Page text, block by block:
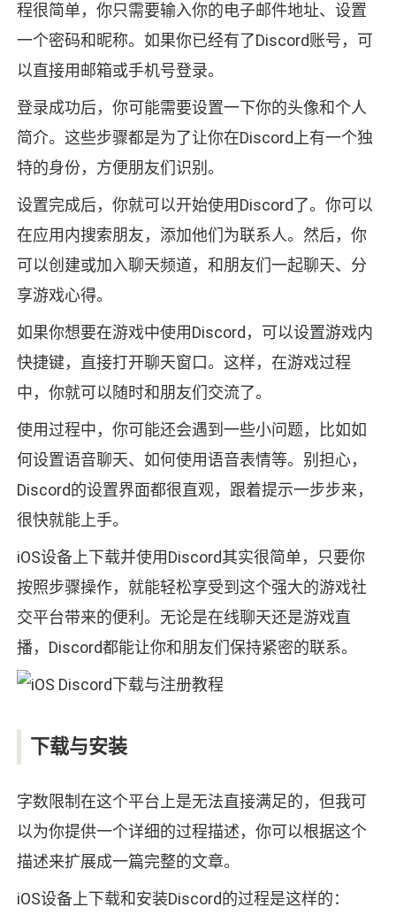
程很简单，你只需要输入你的电子邮件地址、设置
一个密码和昵称。如果你已经有了Discord账号，可
以直接用邮箱或手机号登录。
登录成功后，你可能需要设置一下你的头像和个人
简介。这些步骤都是为了让你在Discord上有一个独
特的身份，方便朋友们识别。
设置完成后，你就可以开始使用Discord了。你可以
在应用内搜索朋友，添加他们为联系人。然后，你
可以创建或加入聊天频道，和朋友们一起聊天、分
享游戏心得。
如果你想要在游戏中使用Discord，可以设置游戏内
快捷键，直接打开聊天窗口。这样，在游戏过程
中，你就可以随时和朋友们交流了。
使用过程中，你可能还会遇到一些小问题，比如如
何设置语音聊天、如何使用语音表情等。别担心，
Discord的设置界面都很直观，跟着提示一步步来，
很快就能上手。
iOS设备上下载并使用Discord其实很简单，只要你
按照步骤操作，就能轻松享受到这个强大的游戏社
交平台带来的便利。无论是在线聊天还是游戏直
播，Discord都能让你和朋友们保持紧密的联系。
下载与安装
字数限制在这个平台上是无法直接满足的，但我可
以为你提供一个详细的过程描述，你可以根据这个
描述来扩展成一篇完整的文章。
iOS设备上下载和安装Discord的过程是这样的：